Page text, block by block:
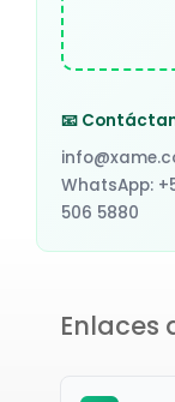
📧
WhatsApp:
506 5880
Enlaces